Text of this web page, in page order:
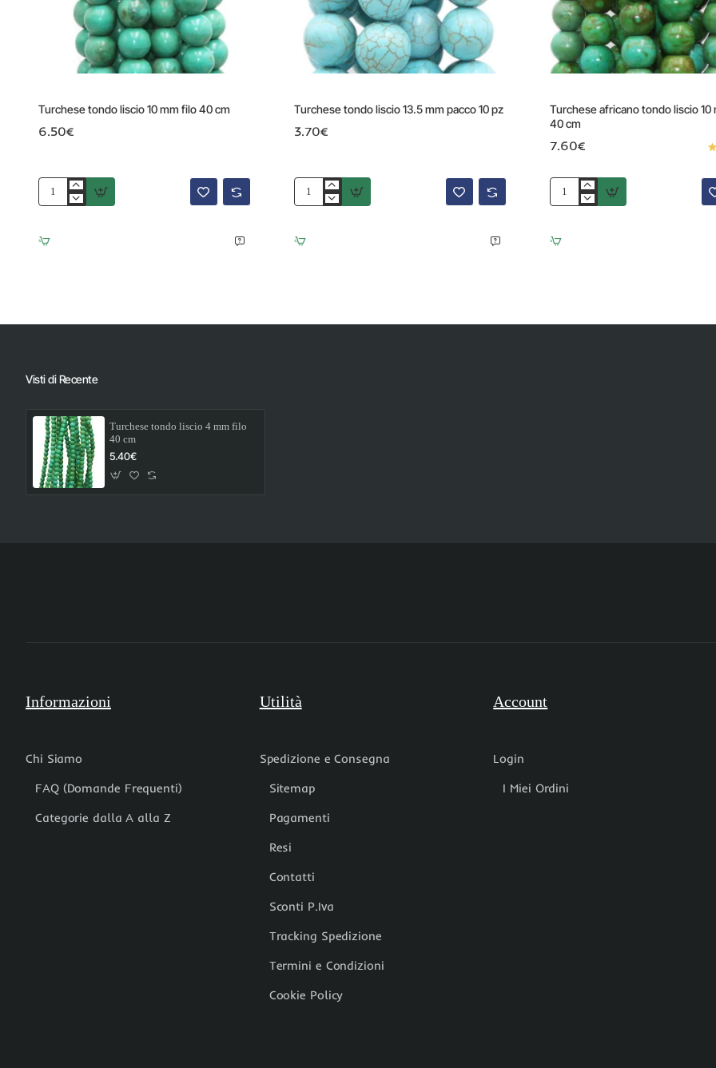
Turchese tondo liscio 10 mm filo 40 cm
6.50€
Turchese
tondo
10
mm
Turchese tondo liscio 13.5 mm pacco 10 pz
3.70€
Turchese
tondo
13.5
mm
Turchese africano tondo liscio 10
40 cm
7.60€
Turchese
africano
liscio
10
Visti di Recente
Turchese tondo liscio 4 mm filo
40 cm
5.40€
Informazioni
Chi Siamo
FAQ (Domande Frequenti)
Categorie dalla A alla Z
Utilità
Spedizione e Consegna
Sitemap
Pagamenti
Resi
Contatti
Sconti P.Iva
Tracking Spedizione
Termini e Condizioni
Cookie Policy
Account
Login
I Miei Ordini